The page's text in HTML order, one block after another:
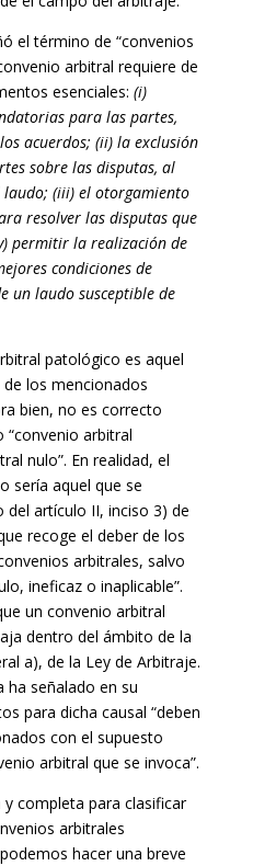
el término de “convenios
arbitral requiere de
esenciales: (i)
para las partes,
acuerdos; (ii) la exclusión
sobre las disputas, al
(iii) el otorgamiento
resolver las disputas que
permitir la realización de
condiciones de
un laudo susceptible de
patológico es aquel
los mencionados
bien, no es correcto
“convenio arbitral
nulo”. En realidad, el
sería aquel que se
artículo II, inciso 3) de
recoge el deber de los
arbitrales, salvo
ineficaz o inaplicable”.
un convenio arbitral
dentro del ámbito de la
a), de la Ley de Arbitraje.
ha señalado en su
para dicha causal “deben
con el supuesto
arbitral que se invoca”.
completa para clasificar
arbitrales
hacer una breve